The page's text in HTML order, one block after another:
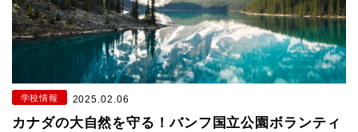
学校情報 2025.02.06
カナダの大自然を守る！バンフ国立公園ボランティ